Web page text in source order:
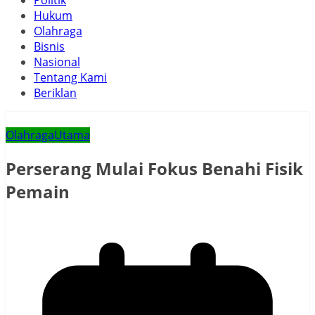
Hukum
Olahraga
Bisnis
Nasional
Tentang Kami
Beriklan
OlahragaUtama
Perserang Mulai Fokus Benahi Fisik
Pemain